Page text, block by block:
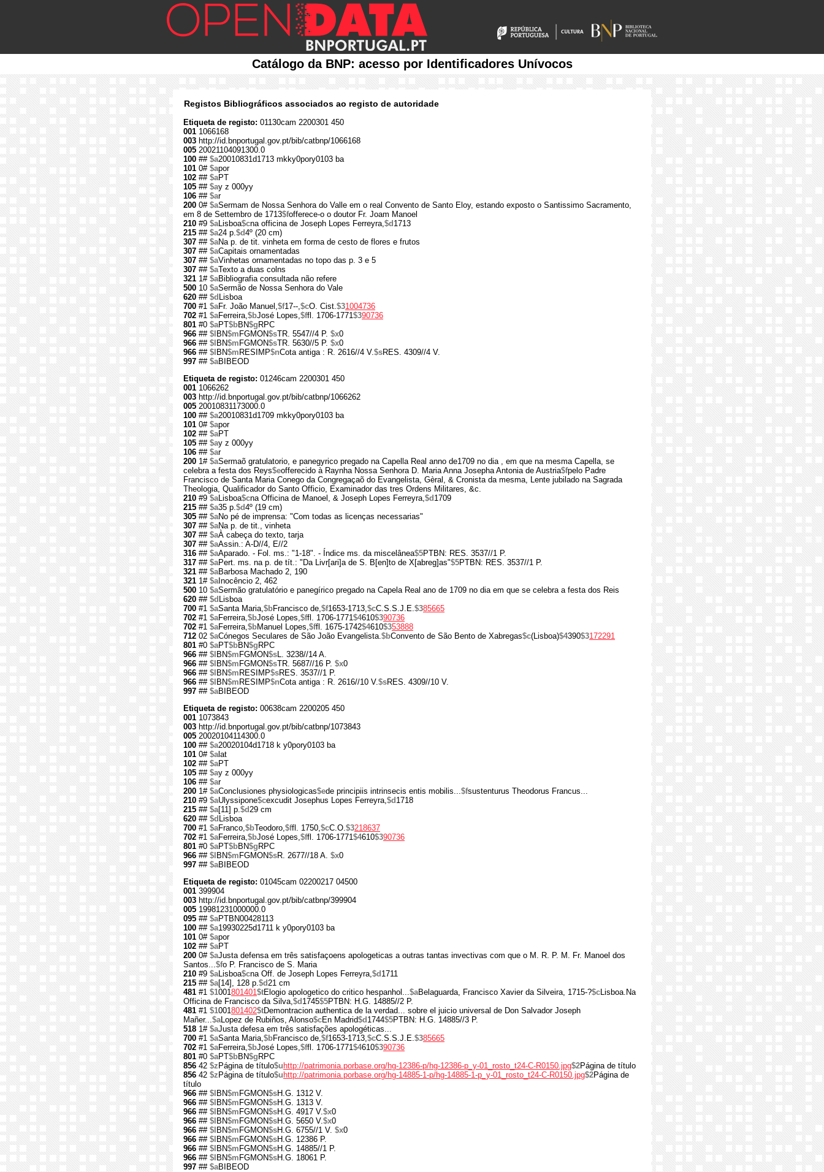
Catálogo da BNP: acesso por Identificadores Unívocos
Registos Bibliográficos associados ao registo de autoridade
Etiqueta de registo: 01130cam 2200301 450
001 1066168
003 http://id.bnportugal.gov.pt/bib/catbnp/1066168
005 20021104091300.0
100 ## $a20010831d1713 mkky0pory0103 ba
101 0# $apor
102 ## $aPT
105 ## $ay z 000yy
106 ## $ar
200 0# $aSermam de Nossa Senhora do Valle em o real Convento de Santo Eloy, estando exposto o Santissimo Sacramento,
em 8 de Settembro de 1713$fofferece-o o doutor Fr. Joam Manoel
210 #9 $aLisboa$cna officina de Joseph Lopes Ferreyra,$d 1713
215 ## $a24 p.$d4º (20 cm)
307 ## $aNa p. de tit. vinheta em forma de cesto de flores e frutos
307 ## $aCapitais ornamentadas
307 ## $aVinhetas ornamentadas no topo das p. 3 e 5
307 ## $aTexto a duas colns
321 1# $aBibliografia consultada não refere
500 10 $aSermão de Nossa Senhora do Vale
620 ## $d Lisboa
700 #1 $aFr. João Manuel,$f17--,$cO. Cist.$31004736
702 #1 $aFerreira,$bJosé Lopes,$ffl. 1706-1771$390736
801 #0 $aPT$bBN$g RPC
966 ## $l BN$m FGMON$sTR. 5547//4 P. $x0
966 ## $l BN$m FGMON$sTR. 5630//5 P. $x0
966 ## $l BN$m RESIMP$nCota antiga : R. 2616//4 V.$sRES. 4309//4 V.
997 ## $aBIBEOD
Etiqueta de registo: 01246cam 2200301 450
001 1066262
003 http://id.bnportugal.gov.pt/bib/catbnp/1066262
005 20010831173000.0
100 ## $a20010831d1709 mkky0pory0103 ba
101 0# $apor
102 ## $aPT
105 ## $ay z 000yy
106 ## $ar
200 1# $aSermaõ gratulatorio, e panegyrico pregado na Capella Real anno de1709 no dia , em que na mesma Capella, se
celebra a festa dos Reys$eofferecido à Raynha Nossa Senhora D. Maria Anna Josepha Antonia de Austria$fpelo Padre
Francisco de Santa Maria Conego da Congregaçaõ do Evangelista, Gèral, & Cronista da mesma, Lente jubilado na Sagrada
Theologia, Qualificador do Santo Officio, Examinador das tres Ordens Militares, &c.
210 #9 $aLisboa$cna Officina de Manoel, & Joseph Lopes Ferreyra,$d 1709
215 ## $a35 p.$d4º (19 cm)
305 ## $aNo pé de imprensa: "Com todas as licenças necessarias"
307 ## $aNa p. de tit., vinheta
307 ## $aÀ cabeça do texto, tarja
307 ## $aAssin.: A-D//4, E//2
316 ## $aAparado. - Fol. ms.: "1-18". - Índice ms. da miscelânea$5PTBN: RES. 3537//1 P.
317 ## $aPert. ms. na p. de tít.: "Da Livr[ari]a de S. B[en]to de X[abreg]as"$5PTBN: RES. 3537//1 P.
321 ## $aBarbosa Machado 2, 190
321 1# $aInocêncio 2, 462
500 10 $aSermão gratulatório e panegírico pregado na Capela Real ano de 1709 no dia em que se celebra a festa dos Reis
620 ## $d Lisboa
700 #1 $aSanta Maria,$bFrancisco de,$f1653-1713,$cC.S.S.J.E.$385665
702 #1 $aFerreira,$bJosé Lopes,$ffl. 1706-1771$4610$390736
702 #1 $aFerreira,$bManuel Lopes,$ffl. 1675-1742$4610$353888
712 02 $aCónegos Seculares de São João Evangelista.$bConvento de São Bento de Xabregas$c(Lisboa)$4390$3172291
801 #0 $aPT$bBN$g RPC
966 ## $l BN$m FGMON$sL. 3238//14 A.
966 ## $l BN$m FGMON$sTR. 5687//16 P. $x0
966 ## $l BN$m RESIMP$sRES. 3537//1 P.
966 ## $l BN$m RESIMP$nCota antiga : R. 2616//10 V.$sRES. 4309//10 V.
997 ## $aBIBEOD
Etiqueta de registo: 00638cam 2200205 450
001 1073843
003 http://id.bnportugal.gov.pt/bib/catbnp/1073843
005 20020104114300.0
100 ## $a20020104d1718 k y0pory0103 ba
101 0# $alat
102 ## $aPT
105 ## $ay z 000yy
106 ## $ar
200 1# $aConclusiones physiologicas$ede principiis intrinsecis entis mobilis...$fsustenturus Theodorus Francus...
210 #9 $aUlyssipone$cexcudit Josephus Lopes Ferreyra,$d 1718
215 ## $a[11] p.$d29 cm
620 ## $d Lisboa
700 #1 $aFranco,$bTeodoro,$ffl. 1750,$cC.O.$3218637
702 #1 $aFerreira,$bJosé Lopes,$ffl. 1706-1771$4610$390736
801 #0 $aPT$bBN$g RPC
966 ## $l BN$m FGMON$sR. 2677//18 A. $x0
997 ## $aBIBEOD
Etiqueta de registo: 01045cam 02200217 04500
001 399904
003 http://id.bnportugal.gov.pt/bib/catbnp/399904
005 19981231000000.0
095 ## $aPTBN00428113
100 ## $a19930225d1711 k y0pory0103 ba
101 0# $apor
102 ## $aPT
200 0# $aJusta defensa em três satisfaçoens apologeticas a outras tantas invectivas com que o M. R. P. M. Fr. Manoel dos
Santos...$fo P. Francisco de S. Maria
210 #9 $aLisboa$cna Off. de Joseph Lopes Ferreyra,$d 1711
215 ## $a[14], 128 p.$d21 cm
481 #1 $1001801401$tElogio apologetico do critico hespanhol...$aBelaguarda, Francisco Xavier da Silveira, 1715-?$cLisboa.Na
Officina de Francisco da Silva,$d 1745$5PTBN: H.G. 14885//2 P.
481 #1 $1001801402$tDemontracion authentica de la verdad... sobre el juicio universal de Don Salvador Joseph
Mañer...$aLopez de Rubiños, Alonso$cEn Madrid$d 1744$5PTBN: H.G. 14885//3 P.
518 1# $aJusta defesa em três satisfações apologéticas...
700 #1 $aSanta Maria,$bFrancisco de,$f1653-1713,$cC.S.S.J.E.$385665
702 #1 $aFerreira,$bJosé Lopes,$ffl. 1706-1771$4610$390736
801 #0 $aPT$bBN$g RPC
856 42 $z Página de título$u http://patrimonia.porbase.org/hg-12386-p/hg-12386-p_y-01_rosto_t24-C-R0150.jpg$2Página de título
856 42 $z Página de título$u http://patrimonia.porbase.org/hg-14885-1-p/hg-14885-1-p_y-01_rosto_t24-C-R0150.jpg$2Página de
título
966 ## $l BN$m FGMON$sH.G. 1312 V.
966 ## $l BN$m FGMON$sH.G. 1313 V.
966 ## $l BN$m FGMON$sH.G. 4917 V.$x0
966 ## $l BN$m FGMON$sH.G. 5650 V.$x0
966 ## $l BN$m FGMON$sH.G. 6755//1 V. $x0
966 ## $l BN$m FGMON$sH.G. 12386 P.
966 ## $l BN$m FGMON$sH.G. 14885//1 P.
966 ## $l BN$m FGMON$sH.G. 18061 P.
997 ## $aBIBEOD